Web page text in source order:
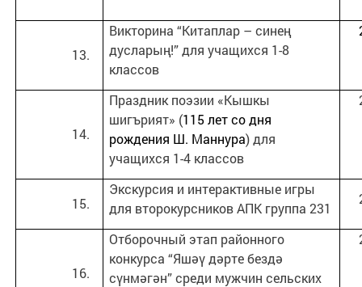
Викторина “Китаплар – синең
дусларың!” для учащихся 1-8
классов
Праздник поэзии «Кышкы
шигърият» (115 лет со дня
рождения Ш. Маннура) для
учащихся 1-4 классов
Экскурсия и интерактивные игры
для второкурсников АПК группа 231
Отборочный этап районного
конкурса “Яшәү дәрте бездә
сүнмәгән” среди мужчин сельских